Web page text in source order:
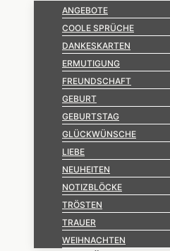
ANGEBOTE
COOLE SPRÜCHE
DANKESKARTEN
ERMUTIGUNG
FREUNDSCHAFT
GEBURT
GEBURTSTAG
GLÜCKWÜNSCHE
LIEBE
NEUHEITEN
NOTIZBLÖCKE
TRÖSTEN
TRAUER
WEIHNACHTEN